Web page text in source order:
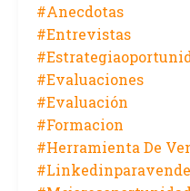
#anecdotas
#entrevistas
#evaluaciones
#evaluación
#formacion
#herramienta De